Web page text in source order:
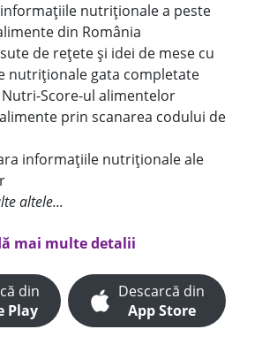
informațiile nutriționale a peste
din România
de rețete și idei de mese cu
nutriționale gata completate
Score-ul alimentelor
prin scanarea codului de
informațiile nutriționale ale
altele...
mai multe detalii
din
Play
Descarcă din
App Store